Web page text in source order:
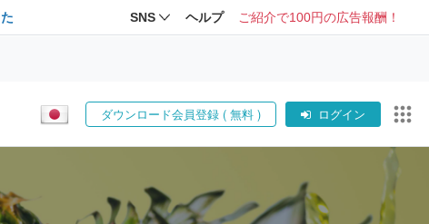
SNS ヘルプ ご紹介で100円の広告報酬！
ダウンロード会員登録 ( 無料 ) ログイン